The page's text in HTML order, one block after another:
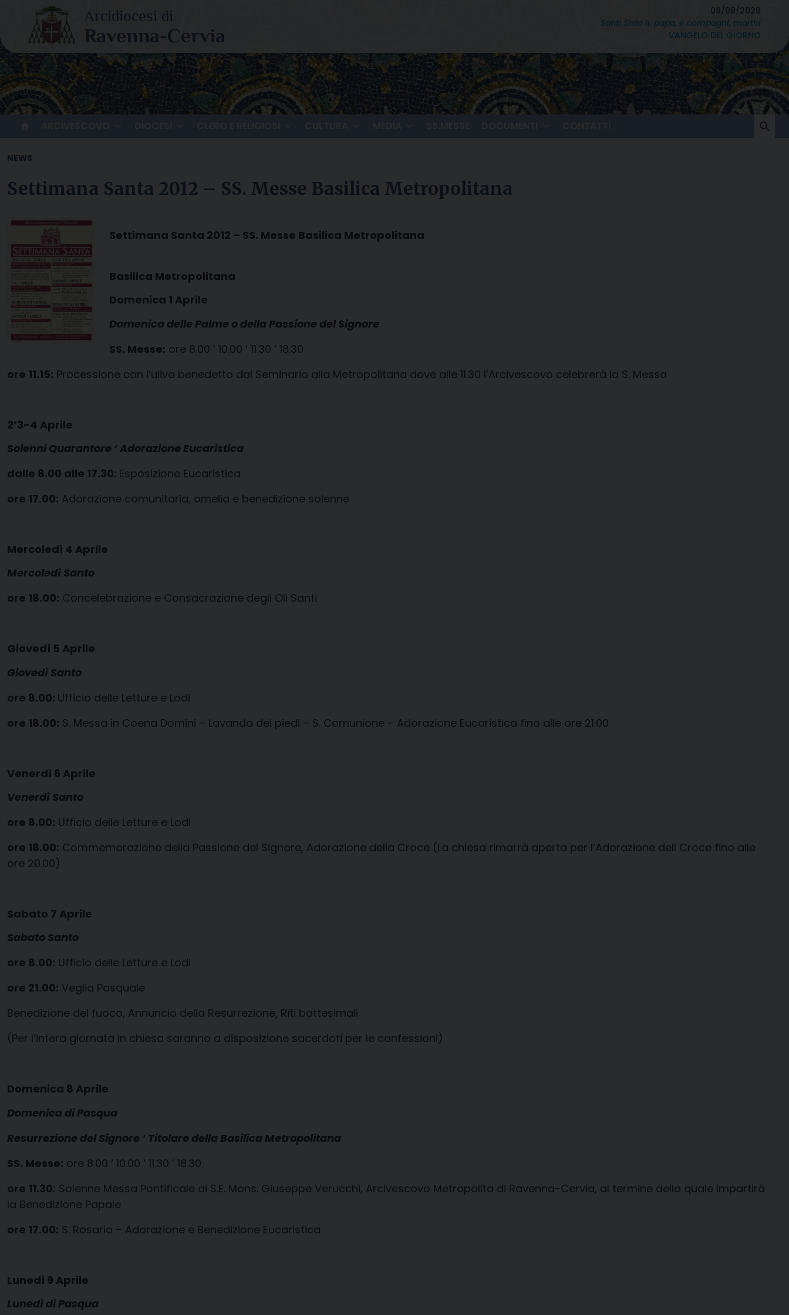
content
08/08/2026
Santi Sisto II, papa, e compagni, martiri
VANGELO DEL GIORNO
NEWS
Settimana Santa 2012 – SS. Messe Basilica Metropolitana
Settimana Santa 2012 – SS. Messe Basilica Metropolitana
Basilica Metropolitana
Domenica 1 Aprile
Domenica delle Palme o della Passione del Signore
SS. Messe: ore 8.00 ‘ 10.00 ‘ 11.30 ‘ 18.30
ore 11.15: Processione con l’ulivo benedetto dal Seminario alla Metropolitana dove alle 11.30 l’Arcivescovo celebrerà la S. Messa
2’3-4 Aprile
Solenni Quarantore ‘ Adorazione Eucaristica
dalle 8.00 alle 17.30: Esposizione Eucaristica
ore 17.00: Adorazione comunitaria, omelia e benedizione solenne
Mercoledì 4 Aprile
Mercoledì Santo
ore 18.00: Concelebrazione e Consacrazione degli Oli Santi
Giovedì 5 Aprile
Giovedì Santo
ore 8.00: Ufficio delle Letture e Lodi
ore 18.00: S. Messa in Coena Domini – Lavanda dei piedi – S. Comunione – Adorazione Eucaristica fino alle ore 21.00
Venerdì 6 Aprile
Venerdì Santo
ore 8.00: Ufficio delle Letture e Lodi
ore 18.00: Commemorazione della Passione del Signore, Adorazione della Croce (La chiesa rimarrà aperta per l’Adorazione dell Croce fino alle
ore 20.00)
Sabato 7 Aprile
Sabato Santo
ore 8.00: Ufficio delle Letture e Lodi
ore 21.00: Veglia Pasquale
Benedizione del fuoco, Annuncio della Resurrezione, Riti battesimali
(Per l’intera giornata in chiesa saranno a disposizione sacerdoti per le confessioni)
Domenica 8 Aprile
Domenica di Pasqua
Resurrezione del Signore ‘ Titolare della Basilica Metropolitana
SS. Messe: ore 8.00 ‘ 10.00 ‘ 11.30 ‘ 18.30
ore 11.30: Solenne Messa Pontificale di S.E. Mons. Giuseppe Verucchi, Arcivescovo Metropolita di Ravenna-Cervia, al termine della quale impartirà
la Benedizione Papale
ore 17.00: S. Rosario – Adorazione e Benedizione Eucaristica
Lunedì 9 Aprile
Lunedì di Pasqua